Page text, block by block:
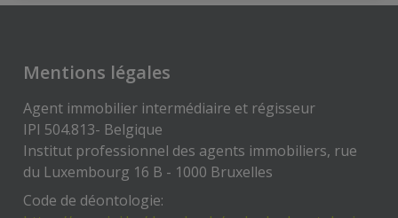
Mentions légales
Agent immobilier intermédiaire et régisseur
IPI 504.813- Belgique
Institut professionnel des agents immobiliers, rue
du Luxembourg 16 B - 1000 Bruxelles
Code de déontologie: